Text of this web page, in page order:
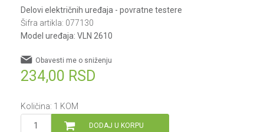
Delovi električnih uređaja - povratne testere
Šifra artikla: 077130
Model uređaja: VLN 2610
234,00 RSD
Obavesti me o sniženju
Količina: 1 KOM
DODAJ U KORPU